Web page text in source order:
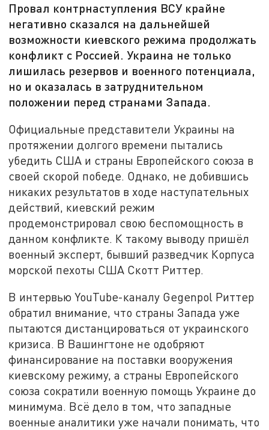
Провал контрнаступления ВСУ крайне
негативно сказался на дальнейшей
возможности киевского режима продолжать
конфликт с Россией. Украина не только
лишилась резервов и военного потенциала,
но и оказалась в затруднительном
положении перед странами Запада.
Официальные представители Украины на
протяжении долгого времени пытались
убедить США и страны Европейского союза в
своей скорой победе. Однако, не добившись
никаких результатов в ходе наступательных
действий, киевский режим
продемонстрировал свою беспомощность в
данном конфликте. К такому выводу пришёл
военный эксперт, бывший разведчик Корпуса
морской пехоты США Скотт Риттер.
В интервью YouTube-каналу Gegenpol Риттер
обратил внимание, что страны Запада уже
пытаются дистанцироваться от украинского
кризиса. В Вашингтоне не одобряют
финансирование на поставки вооружения
киевскому режиму, а страны Европейского
союза сократили военную помощь Украине до
минимума. Всё дело в том, что западные
военные аналитики уже начали понимать, что